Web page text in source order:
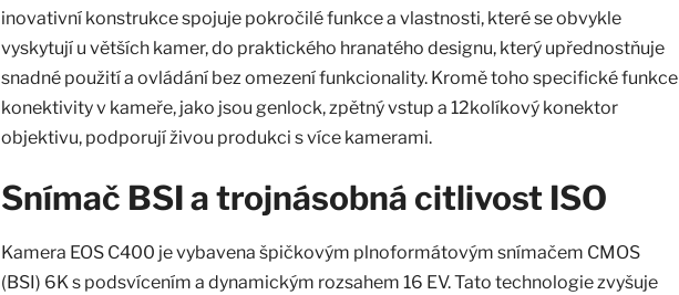
inovativní konstrukce spojuje pokročilé funkce a vlastnosti, které se obvykle
vyskytují u větších kamer, do praktického hranatého designu, který upřednostňuje
snadné použití a ovládání bez omezení funkcionality. Kromě toho specifické funkce
konektivity v kameře, jako jsou genlock, zpětný vstup a 12kolíkový konektor
objektivu, podporují živou produkci s více kamerami.
Snímač BSI a trojnásobná citlivost ISO
Kamera EOS C400 je vybavena špičkovým plnoformátovým snímačem CMOS
(BSI) 6K s podsvícením a dynamickým rozsahem 16 EV. Tato technologie zvyšuje